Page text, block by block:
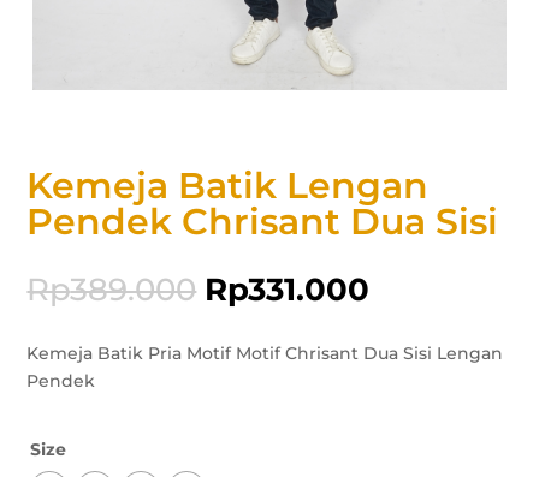
Kemeja Batik Lengan
Pendek Chrisant Dua Sisi
Rp389.000 Rp331.000
Kemeja Batik Pria Motif Motif Chrisant Dua Sisi Lengan
Pendek
Size